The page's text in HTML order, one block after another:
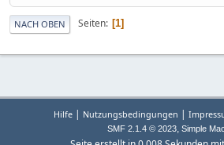
NACH OBEN Seiten 1
Hilfe | Nutzungsbedingungen |
SMF 2.1.4 © 2023, Simple